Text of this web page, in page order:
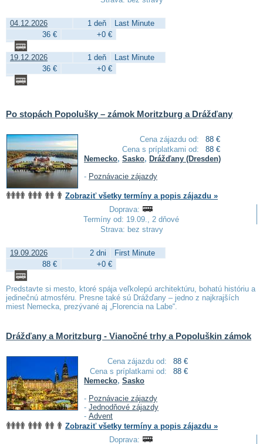
04.12.2026 1 deň
Last Minute
36 €
+0 €
19.12.2026 1 deň
Last Minute
36 €
+0 €
Po stopách Popolušky – zámok Moritzburg a Drážďany
Cena zájazdu od:
88 €
Cena s príplatkami od:
88 €
Nemecko, Sasko, Drážďany (Dresden)
- Poznávacie zájazdy
Zobraziť všetky termíny a popis zájazdu »
Doprava:
Termíny od: 19.09., 2 dňové
Strava: bez stravy
19.09.2026 2 dni
First Minute
88 €
+0 €
Predstavte si mesto, ktoré spája veľkolepú architektúru, bohatú históriu a
jedinečnú atmosféru. Presne také sú Drážďany – jedno z najkrajších
miest Nemecka, prezývané aj „Florencia na Labe“.
Drážďany a Moritzburg - Vianočné trhy a Popoluškin zámok
Cena zájazdu od:
88 €
Cena s príplatkami od:
88 €
Nemecko, Sasko
- Poznávacie zájazdy
- Jednodňové zájazdy
- Advent
Zobraziť všetky termíny a popis zájazdu »
Doprava: